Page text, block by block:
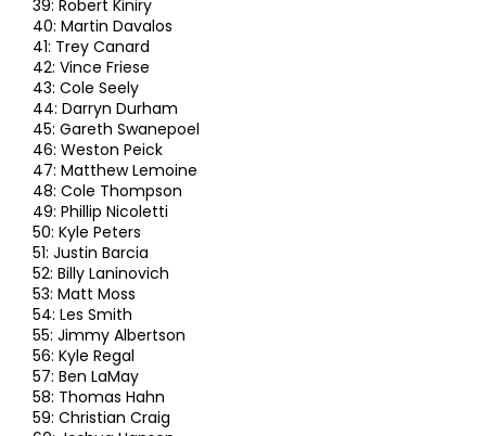
39: Robert Kiniry
40: Martin Davalos
41: Trey Canard
42: Vince Friese
43: Cole Seely
44: Darryn Durham
45: Gareth Swanepoel
46: Weston Peick
47: Matthew Lemoine
48: Cole Thompson
49: Phillip Nicoletti
50: Kyle Peters
51: Justin Barcia
52: Billy Laninovich
53: Matt Moss
54: Les Smith
55: Jimmy Albertson
56: Kyle Regal
57: Ben LaMay
58: Thomas Hahn
59: Christian Craig